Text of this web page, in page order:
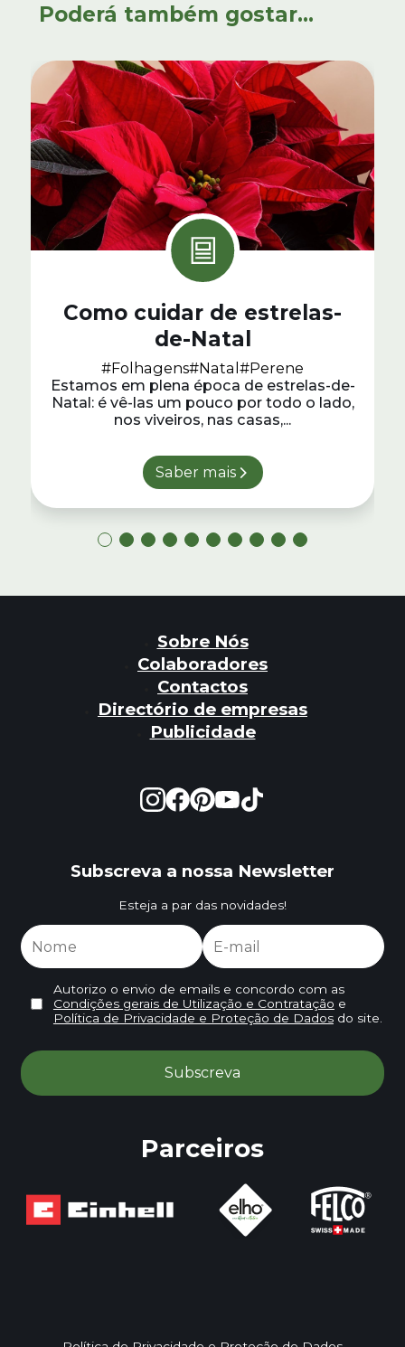
Poderá também gostar...
Como cuidar de estrelas-
de-Natal
#Folhagens#Natal#Perene
Estamos em plena época de estrelas-de-
Natal: é vê-las um pouco por todo o lado,
nos viveiros, nas casas,...
Saber mais
Sobre Nós
Colaboradores
Contactos
Directório de empresas
Publicidade
Subscreva a nossa Newsletter
Esteja a par das novidades!
Autorizo o envio de emails e concordo com as
Condições gerais de Utilização e Contratação e
Política de Privacidade e Proteção de Dadosdo site.
Parceiros